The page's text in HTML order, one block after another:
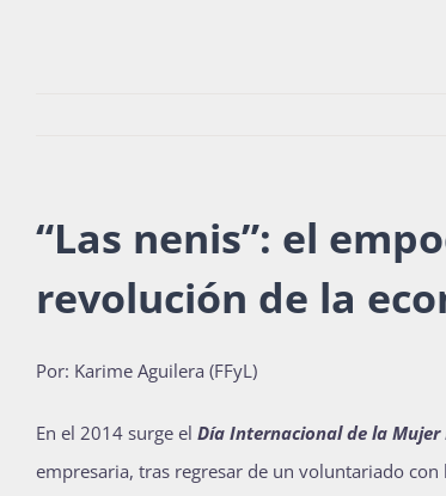
“Las nenis”: el
revolución de la
Por: Karime Aguilera (FFyL)
En el 2014 surge el Día Internacional de la Mujer
empresaria, tras regresar de un voluntariado con